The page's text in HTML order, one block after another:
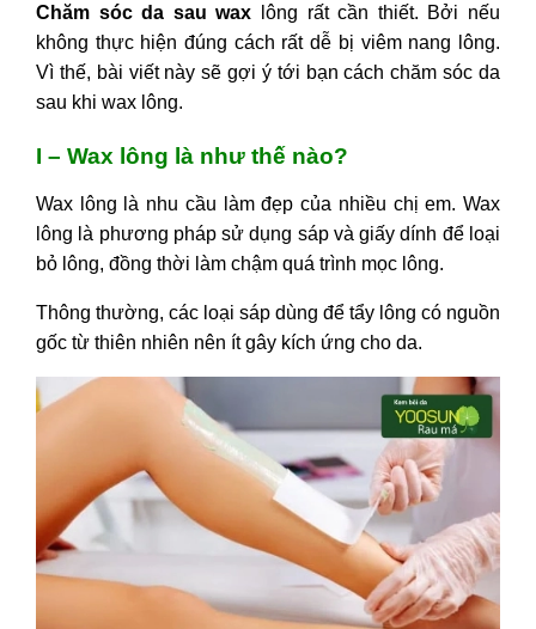
1. Thoa dưỡng ẩm dịu nhẹ (lotion,
gel…)
2. Dùng đá lạnh hoặc khăn lạnh để
làm dịu da
3. Bảo vệ da trước ánh nắng mặt trời
4. Tắm rửa bằng nước mát
III - Những lưu ý trong cách chăm
sóc da sau khi wax lông chân, lông
nách
Chăm sóc da sau wax lông rất cần thiết. Bởi nếu
không thực hiện đúng cách rất dễ bị viêm nang lông.
Vì thế, bài viết này sẽ gợi ý tới bạncách chăm sóc da
sau khi wax lông.
I – Wax lông là như thế nào?
Wax lông là nhu cầu làm đẹp của nhiều chị em. Wax
lông là phương pháp sử dụng sáp và giấy dính để loại
bỏ lông, đồng thời làm chậm quá trình mọc lông.
Thông thường, các loại sáp dùng để tẩy lông có nguồn
gốc từ thiên nhiên nên ít gây kích ứng cho da.